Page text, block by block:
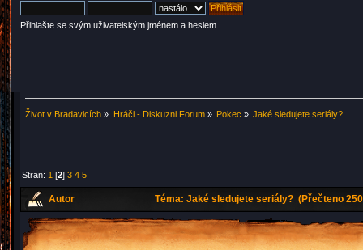
Přihlašte se svým uživatelským jménem a heslem.
Život v Bradavicích » Hráči - Diskuzni Forum» Pokec » Jaké sledujete seriály?
Stran: 1 [2]3 4 5
Autor Téma: Jaké sledujete seriály? (Přečteno